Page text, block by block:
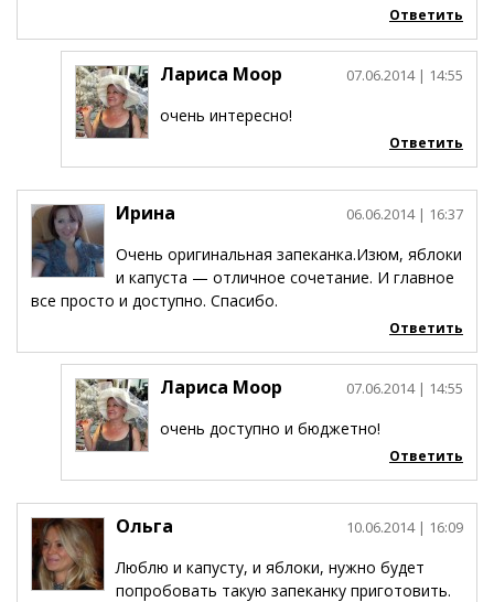
Ответить
Лариса Моор 07.06.2014 | 14:55
очень интересно!
Ответить
Ирина 06.06.2014 | 16:37
Очень оригинальная запеканка.Изюм, яблоки
и капуста — отличное сочетание. И главное
все просто и доступно. Спасибо.
Ответить
Лариса Моор 07.06.2014 | 14:55
очень доступно и бюджетно!
Ответить
Ольга 10.06.2014 | 16:09
Люблю и капусту, и яблоки, нужно будет
попробовать такую запеканку приготовить.